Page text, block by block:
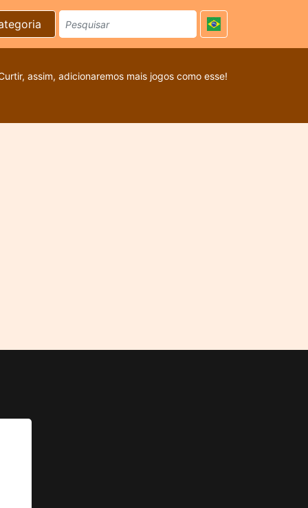
assim, adicionaremos mais jogos como esse!